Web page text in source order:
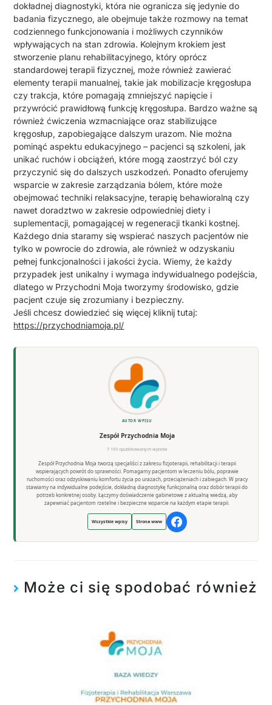
dokładnej diagnostyki, która nie ogranicza się jedynie do
badania fizycznego, ale obejmuje także rozmowy na temat
codziennego funkcjonowania i możliwych czynników
wpływających na stan zdrowia. Kolejnym krokiem jest
stworzenie planu rehabilitacyjnego, który oprócz
standardowej terapii fizycznej, może również zawierać
elementy terapii manualnej, takie jak mobilizacje kręgosłupa
czy trakcja, które pomagają zmniejszyć napięcie i
przywrócić prawidłową funkcję kręgosłupa. Bardzo ważne są
również ćwiczenia wzmacniające oraz stabilizujące
kręgosłup, zapobiegające dalszym urazom. Nie można
pominąć aspektu edukacyjnego – pacjenci są szkoleni, jak
unikać ruchów i obciążeń, które mogą zaostrzyć ból czy
przyczynić się do dalszych uszkodzeń. Ponadto oferujemy
wsparcie w zakresie zarządzania bólem, które może
obejmować techniki relaksacyjne, terapię behawioralną czy
nawet doradztwo w zakresie odpowiedniej diety i
suplementacji, pomagającej w regeneracji tkanki kostnej.
Każdego dnia staramy się wspierać naszych pacjentów nie
tylko w powrocie do zdrowia, ale również w odzyskaniu
pełnej funkcjonalności i jakości życia. Wiemy, że każdy
przypadek jest unikalny i wymaga indywidualnego podejścia,
dlatego w Przychodni Moja tworzymy środowisko, gdzie
pacjent czuje się zrozumiany i bezpieczny.
Jeśli chcesz dowiedzieć się więcej kliknij tutaj:
https://przychodniamoja.pl/
AUTOR WPISU
Zespół Przychodnia Moja
7 193 opublikowanych wpisów
Zespół Przychodnia Moja tworzą specjaliści z zakresu fizjoterapii, rehabilitacji i terapii
wspierających powrót do sprawności. Pomagamy pacjentom w leczeniu bólu, poprawie
ruchomości oraz odzyskiwaniu komfortu życia po urazach, przeciążeniach i zabiegach. W pracy
stawiamy na indywidualne podejście, dokładną diagnostykę funkcjonalną oraz dobór terapii do
potrzeb konkretnej osoby. Łączymy doświadczenie gabinetowe z aktualną wiedzą, aby
zapewniać pacjentom rzetelne i bezpieczne wsparcie na każdym etapie terapii.
Wszystkie wpisy Strona www
Może ci się spodobać również